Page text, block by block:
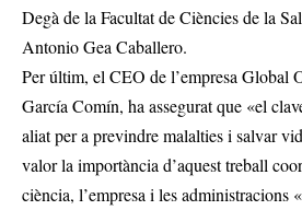
Degà de la Facultat de Ciències de la
Antonio Gea Caballero.
Per últim, el CEO de l’empresa Global
García Comín, ha assegurat que «el
aliat per a previndre malalties i salvar
valor la importància d’aquest treball
ciència, l’empresa i les administracions